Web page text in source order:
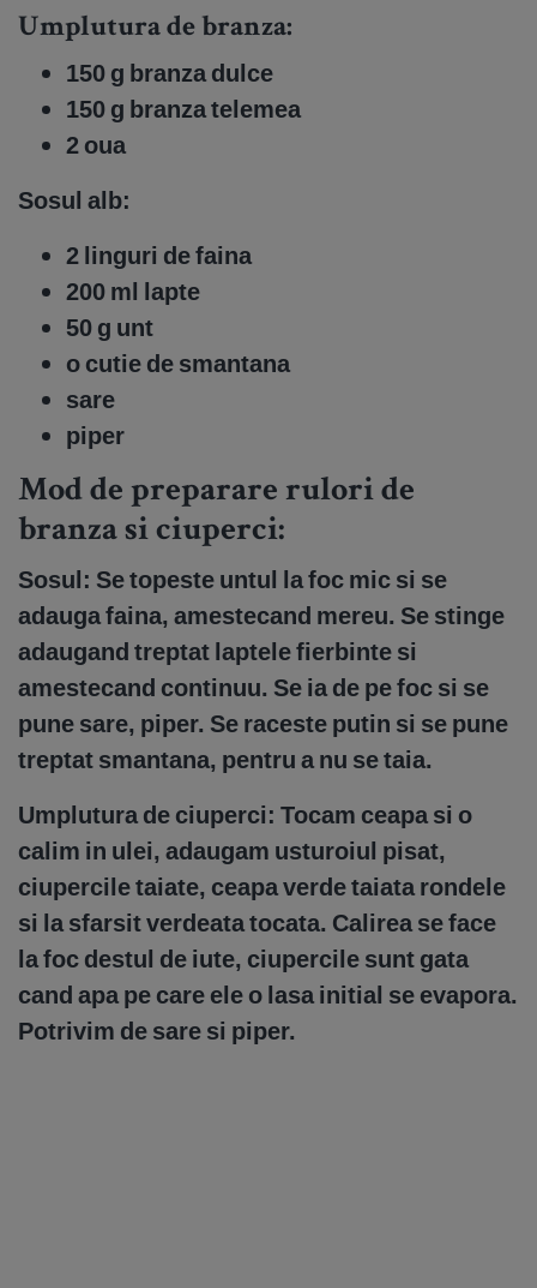
Umplutura de branza:
150 g branza dulce
150 g branza telemea
2 oua
Sosul alb:
2 linguri de faina
200 ml lapte
50 g unt
o cutie de smantana
sare
piper
Mod de preparare rulori de
branza si ciuperci:
Sosul: Se topeste untul la foc mic si se
adauga faina, amestecand mereu. Se stinge
adaugand treptat laptele fierbinte si
amestecand continuu. Se ia de pe foc si se
pune sare, piper. Se raceste putin si se pune
treptat smantana, pentru a nu se taia.
Umplutura de ciuperci: Tocam ceapa si o
calim in ulei, adaugam usturoiul pisat,
ciupercile taiate, ceapa verde taiata rondele
si la sfarsit verdeata tocata. Calirea se face
la foc destul de iute, ciupercile sunt gata
cand apa pe care ele o lasa initial se evapora.
Potrivim de sare si piper.